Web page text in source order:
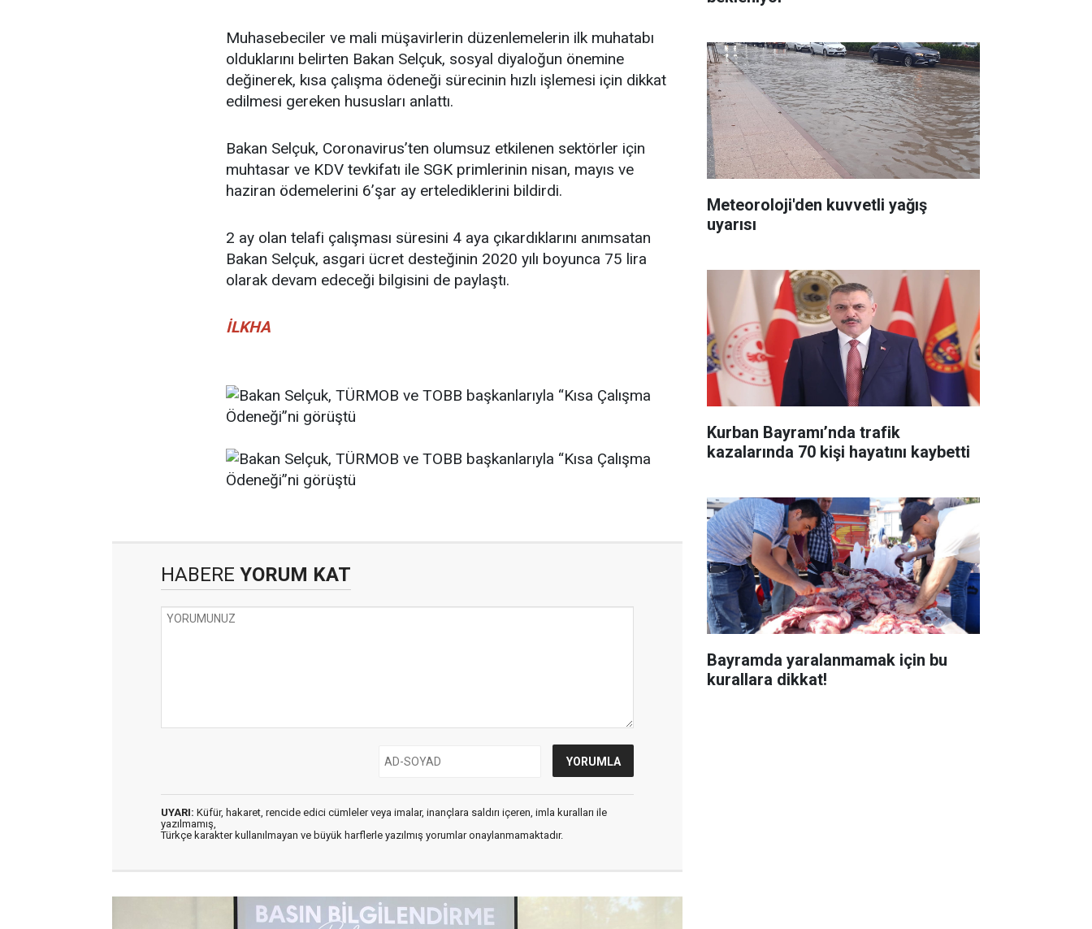
Muhasebeciler ve mali müşavirlerin düzenlemelerin ilk muhatabı
olduklarını belirten Bakan Selçuk, sosyal diyaloğun önemine
değinerek, kısa çalışma ödeneği sürecinin hızlı işlemesi için dikkat
edilmesi gereken hususları anlattı.
Bakan Selçuk, Coronavirus’ten olumsuz etkilenen sektörler için
muhtasar ve KDV tevkifatı ile SGK primlerinin nisan, mayıs ve
haziran ödemelerini 6’şar ay ertelediklerini bildirdi.
2 ay olan telafi çalışması süresini 4 aya çıkardıklarını anımsatan
Bakan Selçuk, asgari ücret desteğinin 2020 yılı boyunca 75 lira
olarak devam edeceği bilgisini de paylaştı.
İLKHA
HABERE YORUM KAT
UYARI: Küfür, hakaret, rencide edici cümleler veya imalar, inançlara saldırı içeren, imla kuralları ile
yazılmamış,
Türkçe karakter kullanılmayan ve büyük harflerle yazılmış yorumlar onaylanmamaktadır.
Meteoroloji'den kuvvetli yağış
uyarısı
Kurban Bayramı’nda trafik
kazalarında 70 kişi hayatını kaybetti
Bayramda yaralanmamak için bu
kurallara dikkat!